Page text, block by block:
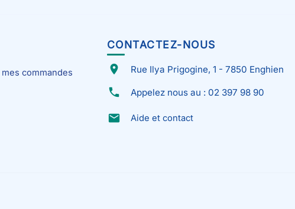
commandes
CONTACTEZ-NOUS
place Rue Ilya Prigogine, 1 - 7850 Enghien
phone Appelez nous au : 02 397 98 90
email Aide et contact